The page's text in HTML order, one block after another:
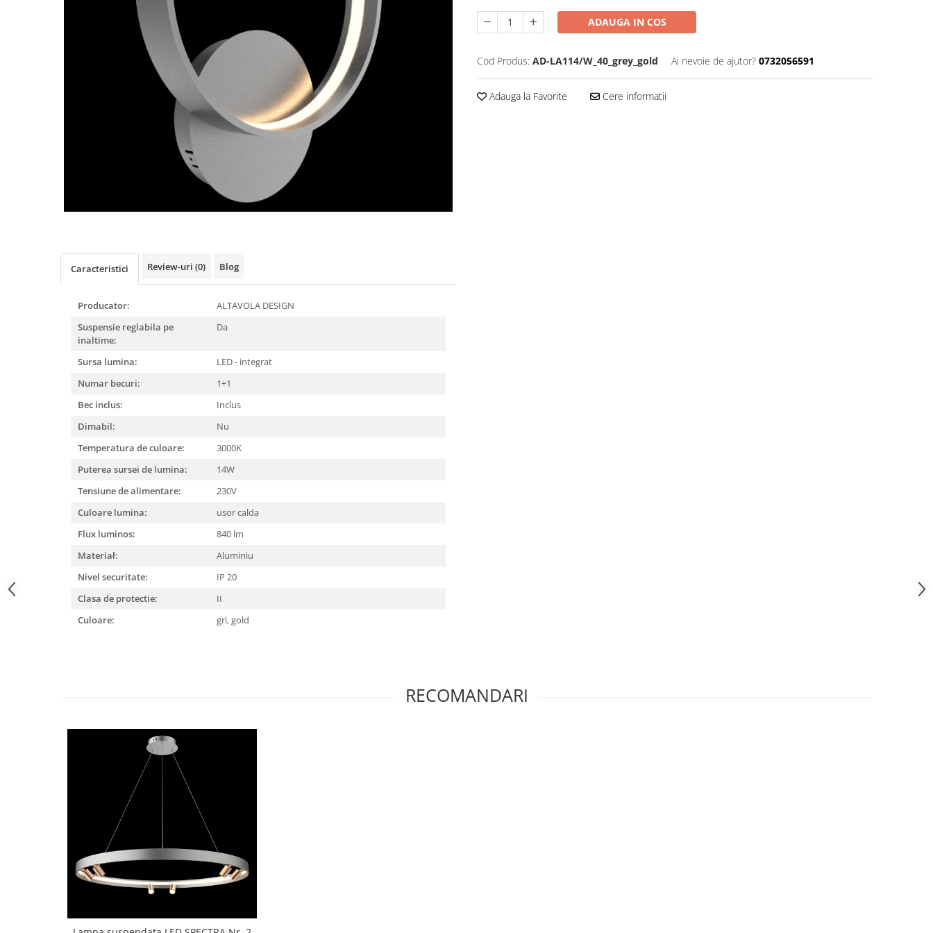
ADAUGA IN COS
Cod Produs: AD-LA114/W_40_grey_gold Ai nevoie de ajutor? 0732056591
Adauga la Favorite Cere informatii
Caracteristici Review-uri (0) Blog
Producator:
ALTAVOLA DESIGN
Suspensie reglabila pe
inaltime:
Da
Sursa lumina:
LED - integrat
Numar becuri:
1+1
Bec inclus:
Inclus
Dimabil:
Nu
Temperatura de culoare:
3000K
Puterea sursei de lumina:
14W
Tensiune de alimentare:
230V
Culoare lumina:
usor calda
Flux luminos:
840 lm
Materiał:
Aluminiu
Nivel securitate:
IP 20
Clasa de protectie:
II
Culoare:
gri, gold
RECOMANDARI